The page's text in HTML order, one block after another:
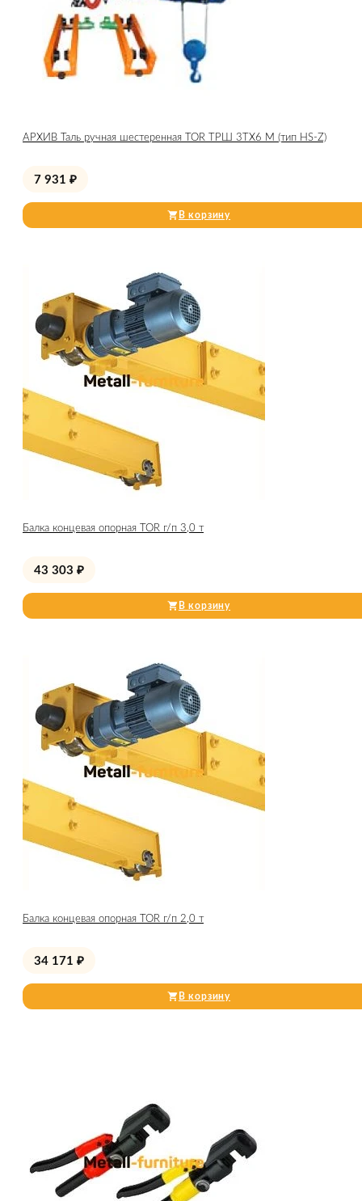
АРХИВ Таль ручная шестеренная TOR ТРШ 3ТХ6 М (тип HS-Z)
7 931 ₽
В корзину
Балка концевая опорная TOR г/п 3,0 т
43 303 ₽
В корзину
Балка концевая опорная TOR г/п 2,0 т
34 171 ₽
В корзину